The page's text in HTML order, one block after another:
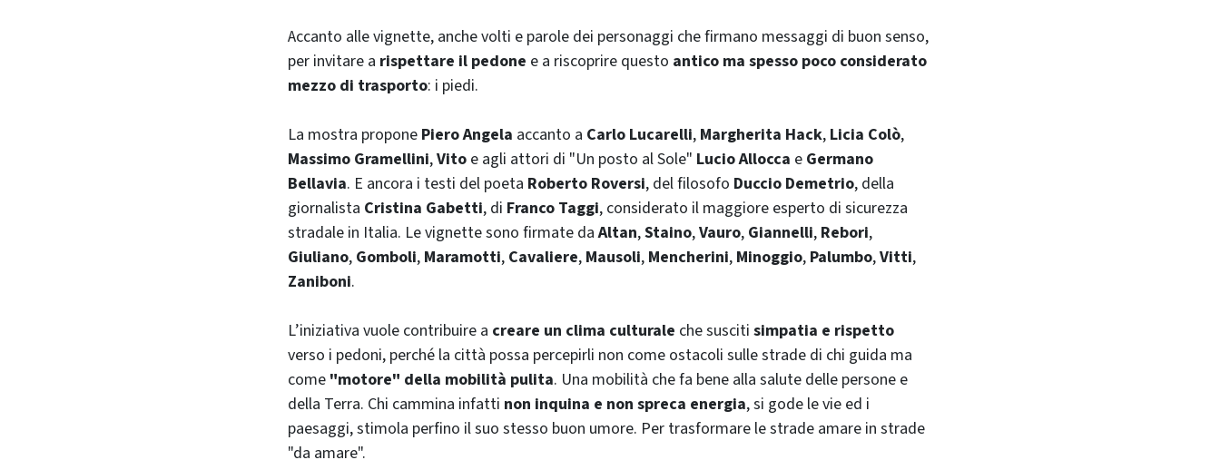
Accanto alle vignette, anche volti e parole dei personaggi che firmano messaggi di buon senso,
per invitare a rispettare il pedone e a riscoprire questo antico ma spesso poco considerato
mezzo di trasporto: i piedi.
La mostra propone Piero Angela accanto a Carlo Lucarelli, Margherita Hack, Licia Colò,
Massimo Gramellini,Vito e agli attori di "Un posto al Sole" Lucio Allocca e Germano
Bellavia. E ancora i testi del poeta Roberto Roversi, del filosofo Duccio Demetrio, della
giornalista Cristina Gabetti, di Franco Taggi, considerato il maggiore esperto di sicurezza
stradale in Italia. Le vignette sono firmate daAltan,Staino,Vauro, Giannelli, Rebori,
Giuliano, Gomboli, Maramotti, Cavaliere, Mausoli, Mencherini, Minoggio, Palumbo,Vitti,
Zaniboni.
L’iniziativa vuole contribuire a creare un clima culturale che susciti simpatia e rispetto
verso i pedoni, perché la città possa percepirli non come ostacoli sulle strade di chi guida ma
come "motore" della mobilità pulita. Una mobilità che fa bene alla salute delle persone e
della Terra. Chi cammina infatti non inquina e non spreca energia, si gode le vie ed i
paesaggi, stimola perfino il suo stesso buon umore. Per trasformare le strade amare in strade
"da amare".